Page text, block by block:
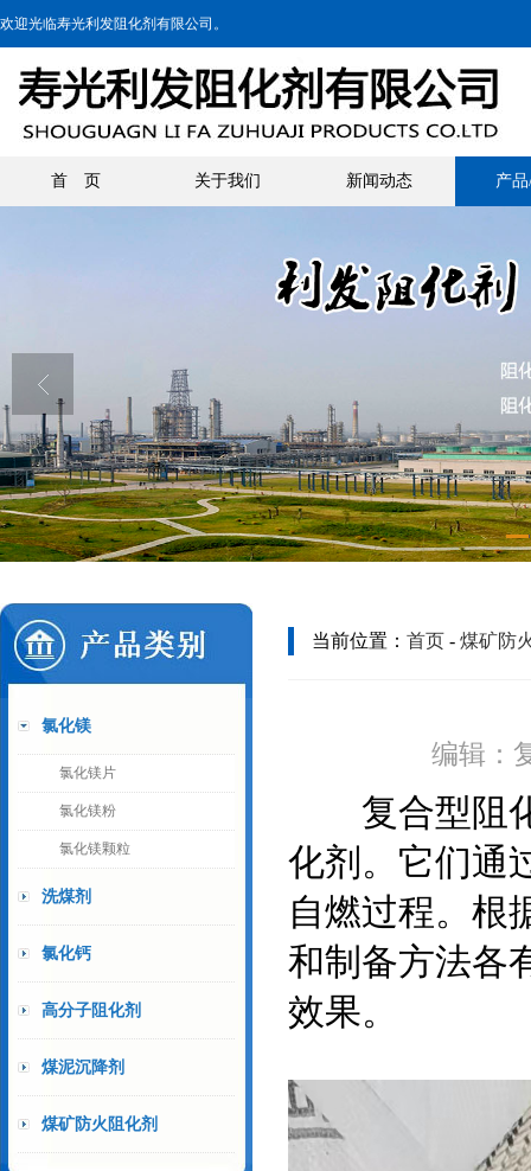
欢迎光临寿光利发阻化剂有限公司。
首 页 关于我们 新闻动态 产
氯化镁
氯化镁片
氯化镁粉
氯化镁颗粒
洗煤剂
氯化钙
高分子阻化剂
煤泥沉降剂
煤矿防火阻化剂
当前位置： 首页 - 煤矿防
编辑：
复合型阻化
化剂。它们通
自燃过程。根
和制备方法各
效果。